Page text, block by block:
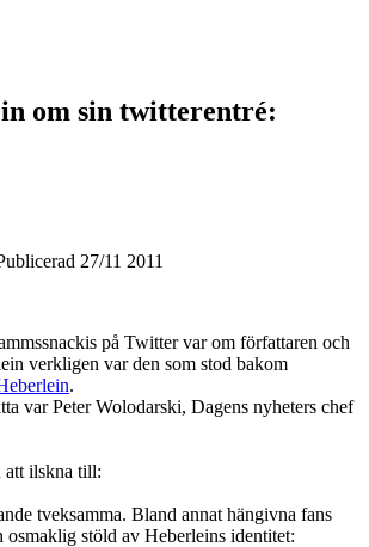
om sin twitterentré:
27/11 2011
på Twitter var om författaren och
verkligen var den som stod bakom
.
var Peter Wolodarski, Dagens nyheters chef
ilskna till:
tveksamma. Bland annat hängivna fans
osmaklig stöld av Heberleins identitet: